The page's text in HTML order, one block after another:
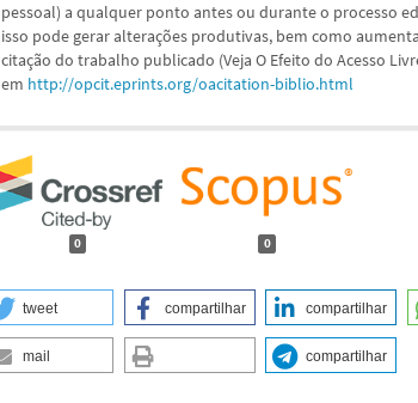
pessoal) a qualquer ponto antes ou durante o processo
isso pode gerar alterações produtivas, bem como
citação do trabalho publicado (Veja O Efeito do Acesso
em http://opcit.eprints.org/oacitation-biblio.html
0 0
tweet compartilhar compartilhar
mail compartilhar